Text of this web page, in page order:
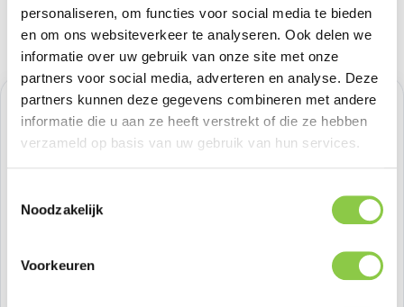
personaliseren, om functies voor social media te bieden
en om ons websiteverkeer te analyseren. Ook delen we
informatie over uw gebruik van onze site met onze
partners voor social media, adverteren en analyse. Deze
partners kunnen deze gegevens combineren met andere
informatie die u aan ze heeft verstrekt of die ze hebben
verzameld op basis van uw gebruik van hun services.
Noodzakelijk
Voorkeuren
Verkoopprijs:
€ 41,31 %
Normale prijs:
€ 41,31 (0.01% bespaard)
Prijzen excl. BTW
Producthoeveelheid: Voer de
Productnummer: